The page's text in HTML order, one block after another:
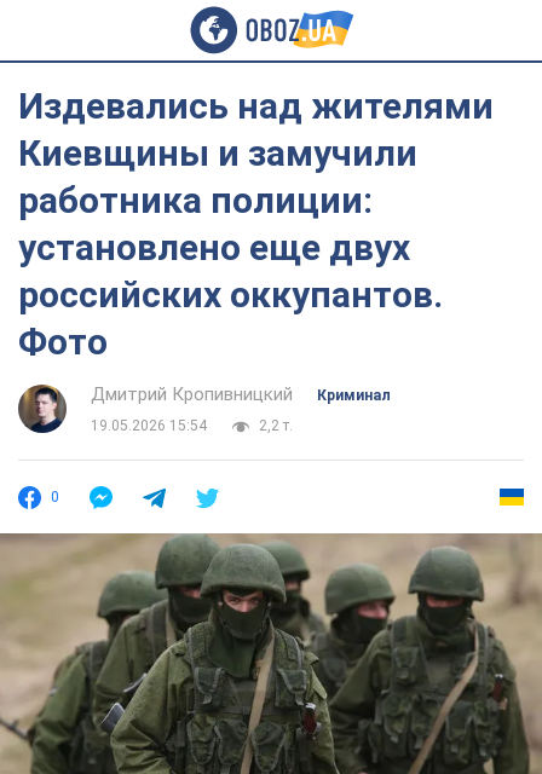
Издевались над жителями
Киевщины и замучили
работника полиции:
установлено еще двух
российских оккупантов.
Фото
Дмитрий Кропивницкий
Криминал
19.05.2026 15:54
2,2 т.
0